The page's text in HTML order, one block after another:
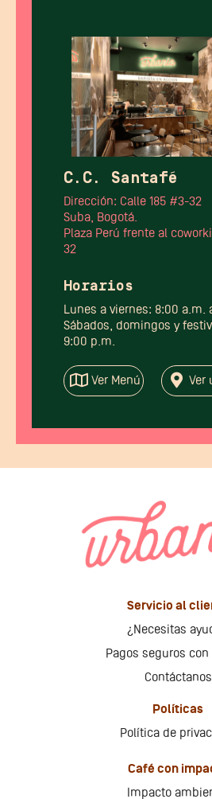
C.C. Santafé
Dirección: Calle 185 #3-32
Suba, Bogotá.
Plaza Perú frente al
32
Horarios
Lunes a viernes: 8:00 a.m.
Sábados, domingos y
9:00 p.m.
Ver Menú Ver
Servicio al
¿Necesitas
Pagos seguros con
Contáctanos
Políticas
Política de
Café con
Impacto